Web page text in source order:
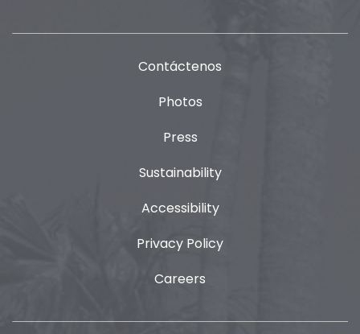
Contáctenos
Photos
Press
Sustainability
Accessibility
Privacy Policy
Careers